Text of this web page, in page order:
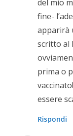
del mio
fine-
apparirà
scritto al
prima o
essere
Rispondi